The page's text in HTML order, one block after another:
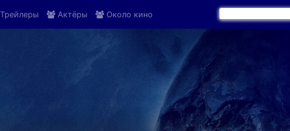
Трейлеры Актёры Около кино